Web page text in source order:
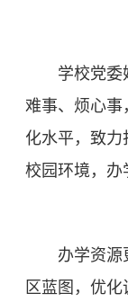
学校党委
难事、烦心事
化水平，致
校园环境，办
办学资源
区蓝图，优化